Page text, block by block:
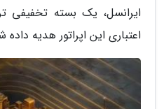
ایرانسل، یک بسته تخفیفی
اعتباری این اپراتور هدیه